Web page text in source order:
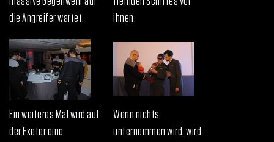
die Angreifer wartet.
ihnen.
Ein weiteres Mal wird auf
der Exeter eine
Wenn nichts
unternommen wird, wird